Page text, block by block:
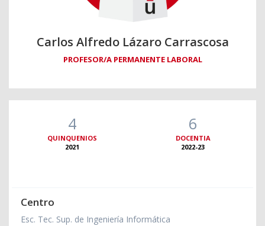
Carlos Alfredo Lázaro Carrascosa
PROFESOR/A PERMANENTE LABORAL
4
QUINQUENIOS
2021
6
DOCENTIA
2022-23
Centro
Esc. Tec. Sup. de Ingeniería Informática